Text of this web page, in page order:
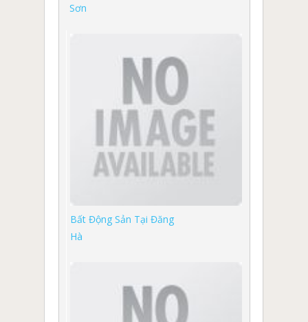
Sơn
Bất Động Sản Tại Đăng
Hà